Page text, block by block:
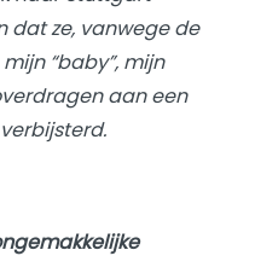
dat ze, vanwege de
“baby”, mijn
aan een